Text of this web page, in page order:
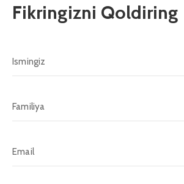
Fikringizni Qoldiring